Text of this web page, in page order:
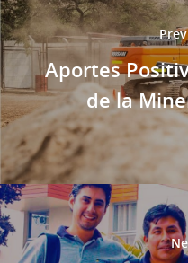
Aportes
de la